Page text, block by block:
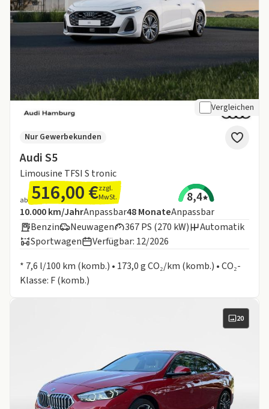
Vergleichen
Audi S5
Limousine TFSI S tronic
Nur Gewerbekunden
ab 516,00 €zzgl.
MwSt.
8,4
Angebotsdetails:
Inklusive Laufleistung
10.000 km/JahrAnpassbarLaufzeit
48MonateAnpassbar
Benzin
Neuwagen 367 PS (270 kW)
Automatik
Sportwagen
Verfügbar: 12/2026
* 7,6 l/100 km (komb.) • 173,0 g CO₂/km (komb.) • CO₂-
Klasse: F (komb.)
20